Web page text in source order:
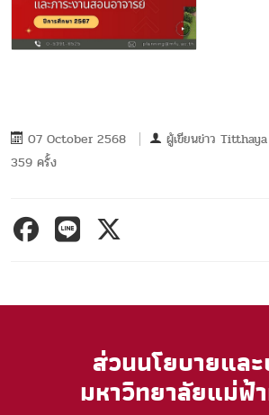
07 October 2568 ผู้เขียนข่าว
359 ครั้ง
ส่วนนโยบายแล
มหาวิทยาลัยแม่ฟ้